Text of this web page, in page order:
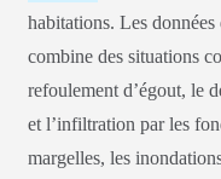
English
allstate.ca
Rechercher
habitations. Les
combine des situations
refoulement d’égout, le
et l’infiltration par les
margelles, les